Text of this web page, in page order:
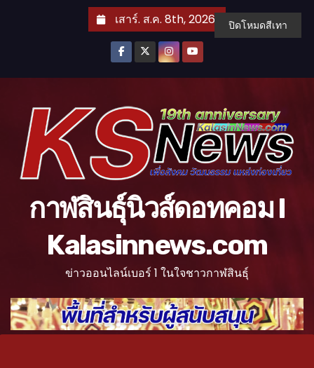
เสาร์. ส.ค. 8th, 2026
กาฬสินธุ์นิวส์ดอทคอม l
Kalasinnews.com
ข่าวออนไลน์เบอร์ 1 ในใจชาวกาฬสินธุ์
ปิดโหมดสีเทา